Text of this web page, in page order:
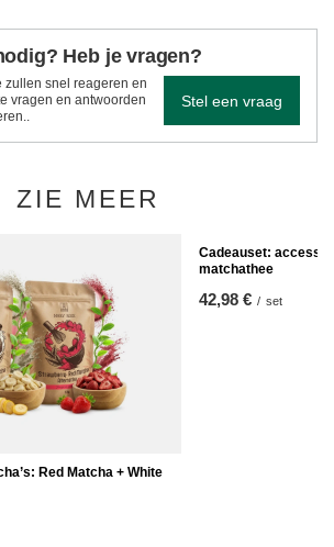
Heb je vragen?
zullen snel reageren en
vragen en antwoorden
Stel een vraag
ZIE MEER
Red Matcha + White
Cadeauset:
matchathee
42,98 € / set